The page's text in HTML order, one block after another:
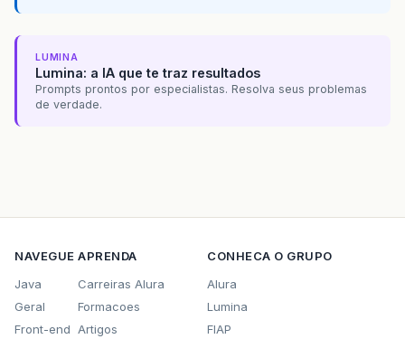
LUMINA
Lumina: a IA que te traz resultados
Prompts prontos por especialistas. Resolva seus problemas
de verdade.
NAVEGUE
Java
Geral
Front-end
APRENDA
Carreiras Alura
Formacoes
Artigos
CONHECA O GRUPO
Alura
Lumina
FIAP